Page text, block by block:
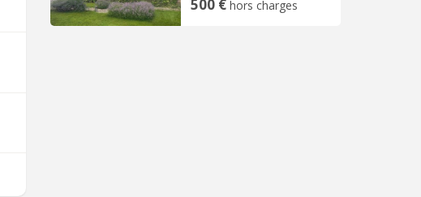
500 € hors charges